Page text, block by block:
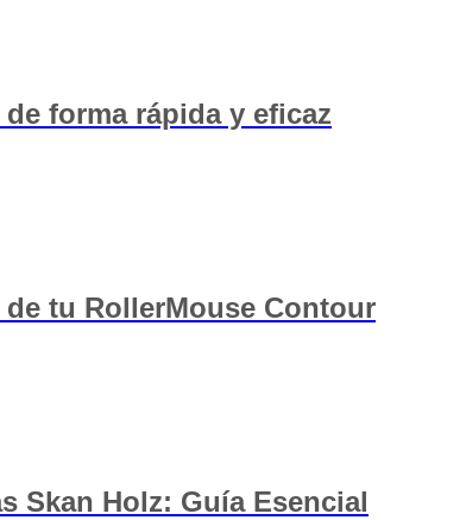
forma rápida y eficaz
tu RollerMouse Contour
Skan Holz: Guía Esencial